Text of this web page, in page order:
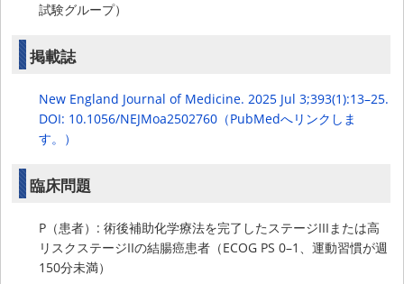
試験グループ）
掲載誌
New England Journal of Medicine. 2025 Jul 3;393(1):13–25.
DOI: 10.1056/NEJMoa2502760（PubMedへリンクしま
す。）
臨床問題
P（患者）: 術後補助化学療法を完了したステージIIIまたは高
リスクステージIIの結腸癌患者（ECOG PS 0–1、運動習慣が週
150分未満）